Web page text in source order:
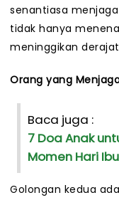
senantiasa
tidak hanya
meninggikan
Orang yang
Baca juga :
7 Doa Anak
Momen Hari Ibu
Golongan kedua